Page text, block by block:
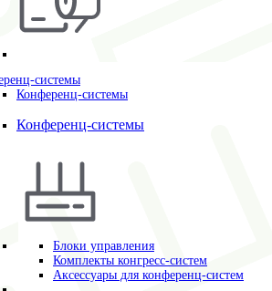
системы
Конференц-системы
Конференц-системы
Блоки управления
Комплекты конгресс-систем
Аксессуары для конференц-систем